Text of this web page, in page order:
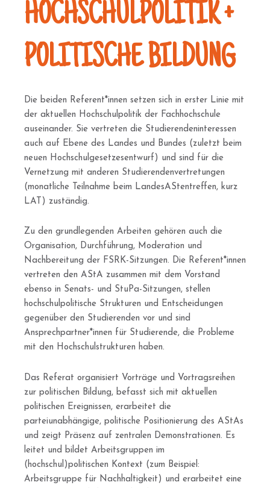
HOCHSCHULPOLITIK +
POLITISCHE BILDUNG
Die beiden Referent*innen setzen sich in erster Linie mit
der aktuellen Hochschulpolitik der Fachhochschule
auseinander. Sie vertreten die Studierendeninteressen
auch auf Ebene des Landes und Bundes (zuletzt beim
neuen Hochschulgesetzesentwurf) und sind für die
Vernetzung mit anderen Studierendenvertretungen
(monatliche Teilnahme beim LandesAStentreffen, kurz
LAT) zuständig.
Zu den grundlegenden Arbeiten gehören auch die
Organisation, Durchführung, Moderation und
Nachbereitung der FSRK-Sitzungen. Die Referent*innen
vertreten den AStA zusammen mit dem Vorstand
ebenso in Senats- und StuPa-Sitzungen, stellen
hochschulpolitische Strukturen und Entscheidungen
gegenüber den Studierenden vor und sind
Ansprechpartner*innen für Studierende, die Probleme
mit den Hochschulstrukturen haben.
Das Referat organisiert Vorträge und Vortragsreihen
zur politischen Bildung, befasst sich mit aktuellen
politischen Ereignissen, erarbeitet die
parteiunabhängige, politische Positionierung des AStAs
und zeigt Präsenz auf zentralen Demonstrationen. Es
leitet und bildet Arbeitsgruppen im
(hochschul)politischen Kontext (zum Beispiel:
Arbeitsgruppe für Nachhaltigkeit) und erarbeitet eine